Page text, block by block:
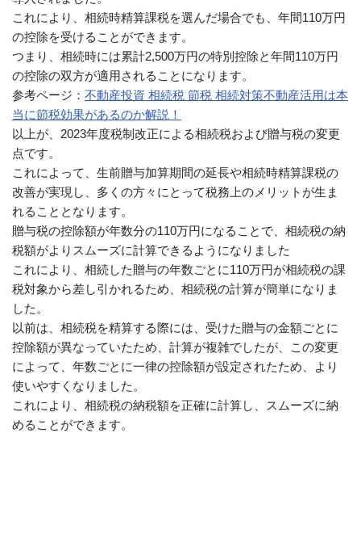
これにより、相続時精算課税を選んだ場合でも、年間110万円
の控除を受けることができます。
つまり、相続時には累計2,500万円の特別控除と年間110万円
の控除の双方が適用されることになります。
参考ページ： 不動産投資 相続税 節税 相続対策不動産活用は本
当に節税効果があるのか解説！
以上が、2023年度税制改正による相続税および贈与税の変更
点です。
これによって、生前贈与加算期間の延長や相続時精算課税の
改善が実現し、多くの方々にとって税務上のメリットが生ま
れることとなります。
贈与税の控除額が年数分の110万円になることで、相続税の納
税額がよりスムーズに計算できるようになりました
これにより、相続した贈与の年数ごとに110万円が相続税の課
税対象から差し引かれるため、相続税の計算が簡単になりま
した。
以前は、相続税を精算する際には、受けた贈与の金額ごとに
控除額が異なっていたため、計算が複雑でしたが、この変更
によって、年数ごとに一律の控除額が設定されたため、より
使いやすくなりました。
これにより、相続税の納税額を正確に計算し、スムーズに納
めることができます。